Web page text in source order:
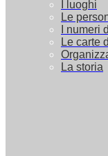
I luoghi
Le
I numeri
Le carte
La storia